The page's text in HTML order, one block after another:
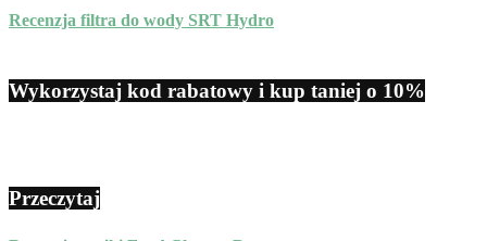
Recenzja filtra do wody SRT Hydro
Wykorzystaj kod rabatowy i kup taniej o 10%
Przeczytaj